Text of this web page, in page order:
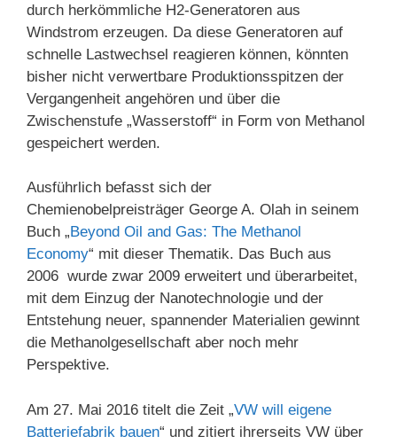
durch herkömmliche H2-Generatoren aus
Windstrom erzeugen. Da diese Generatoren auf
schnelle Lastwechsel reagieren können, könnten
bisher nicht verwertbare Produktionsspitzen der
Vergangenheit angehören und über die
Zwischenstufe „Wasserstoff“ in Form von Methanol
gespeichert werden.
Ausführlich befasst sich der
Chemienobelpreisträger George A. Olah in seinem
Buch „ Beyond Oil and Gas: The Methanol
Economy“ mit dieser Thematik. Das Buch aus
2006 wurde zwar 2009 erweitert und überarbeitet,
mit dem Einzug der Nanotechnologie und der
Entstehung neuer, spannender Materialien gewinnt
die Methanolgesellschaft aber noch mehr
Perspektive.
Am 27. Mai 2016 titelt die Zeit „VW will eigene
Batteriefabrik bauen“ und zitiert ihrerseits VW über